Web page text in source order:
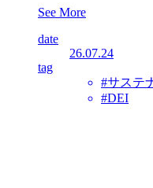
See More
date
26.07.24
tag
#サステ
#DEI